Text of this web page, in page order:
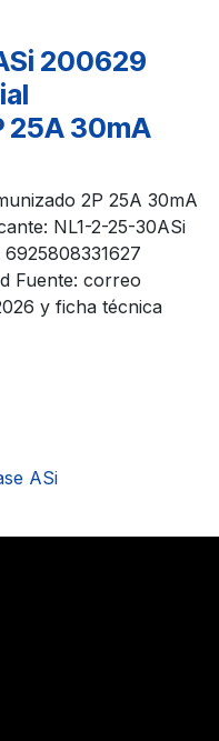
200629
25A 30mA
2P 25A 30mA
NL1-2-25-30ASi
Fuente: correo
y ficha técnica
ASi